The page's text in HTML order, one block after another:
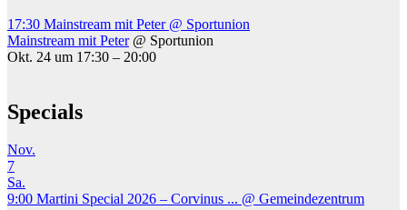
17:30 Mainstream mit Peter @ Sportunion
Mainstream mit Peter @ Sportunion
Okt. 24 um 17:30 – 20:00
Specials
Nov.
7
Sa.
9:00 Martini Special 2026 – Corvinus ... @ Gemeindezentrum